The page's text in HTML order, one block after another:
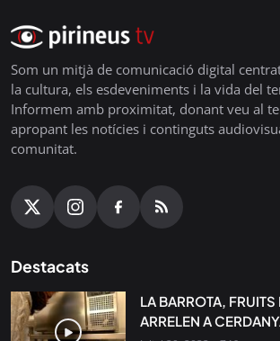
Som un mitjà de comunicació digital
la cultura, els esdeveniments i la vida del
Informem amb proximitat, donant veu al
apropant les notícies i continguts
comunitat.
Destacats
LA BARROTA,
ARRELEN A